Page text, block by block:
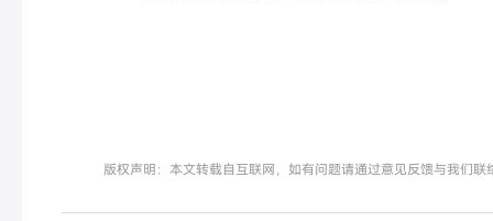
版权声明：本文转载自互联网，如有问题请通过意见反馈与我们联